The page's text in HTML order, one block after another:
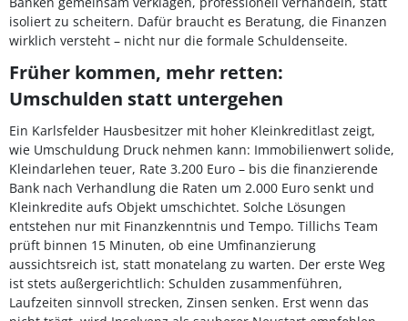
isoliert zu scheitern. Dafür braucht es Beratung, die Finanzen
wirklich versteht – nicht nur die formale Schuldenseite.
Früher kommen, mehr retten:
Umschulden statt untergehen
Ein Karlsfelder Hausbesitzer mit hoher Kleinkreditlast zeigt,
wie Umschuldung Druck nehmen kann: Immobilienwert solide,
Kleindarlehen teuer, Rate 3.200 Euro – bis die finanzierende
Bank nach Verhandlung die Raten um 2.000 Euro senkt und
Kleinkredite aufs Objekt umschichtet. Solche Lösungen
entstehen nur mit Finanzkenntnis und Tempo. Tillichs Team
prüft binnen 15 Minuten, ob eine Umfinanzierung
aussichtsreich ist, statt monatelang zu warten. Der erste Weg
ist stets außergerichtlich: Schulden zusammenführen,
Laufzeiten sinnvoll strecken, Zinsen senken. Erst wenn das